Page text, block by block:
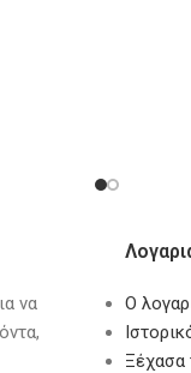
να
Ο
Ξέχασα